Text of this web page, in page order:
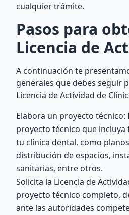
cualquier trámite.
Pasos para
Licencia de
A continuación te
generales que debes seguir
Licencia de Actividad de
Elabora un proyecto técnico:
proyecto técnico que incluya
tu clínica dental, como
distribución de espacios,
sanitarias, entre otros.
Solicita la Licencia de
proyecto técnico completo,
ante las autoridades